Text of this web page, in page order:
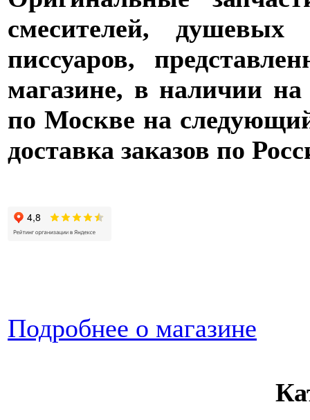
смесителей, душевых
писсуаров,
магазине, в наличии на
по Москве на
доставка заказов по
Подробнее о магазине